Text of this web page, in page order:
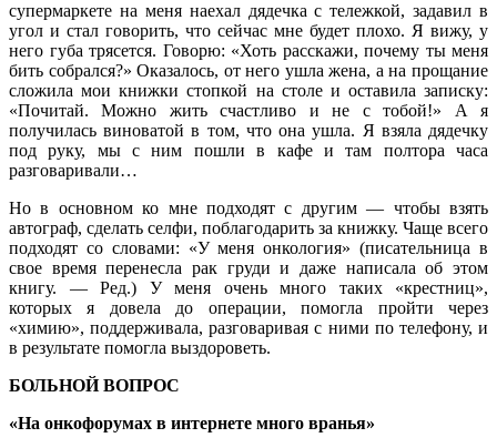
супермаркете на меня наехал дядечка с тележкой, задавил в
угол и стал говорить, что сейчас мне будет плохо. Я вижу, у
него губа трясется. Говорю: «Хоть расскажи, почему ты меня
бить собрался?» Оказалось, от него ушла жена, а на прощание
сложила мои книжки стопкой на столе и оставила записку:
«Почитай. Можно жить счастливо и не с тобой!» А я
получилась виноватой в том, что она ушла. Я взяла дядечку
под руку, мы с ним пошли в кафе и там полтора часа
разговаривали…
Но в основном ко мне подходят с другим — чтобы взять
автограф, сделать селфи, поблагодарить за книжку. Чаще всего
подходят со словами: «У меня онкология» (писательница в
свое время перенесла рак груди и даже написала об этом
книгу. — Ред.) У меня очень много таких «крестниц»,
которых я довела до операции, помогла пройти через
«химию», поддерживала, разговаривая с ними по телефону, и
в результате помогла выздороветь.
БОЛЬНОЙ ВОПРОС
«На онкофорумах в интернете много вранья»